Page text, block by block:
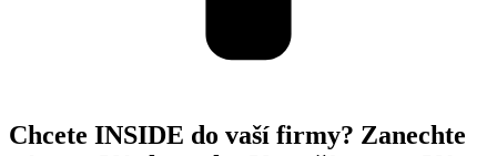
Chcete INSIDE do vaší firmy? Zanechte